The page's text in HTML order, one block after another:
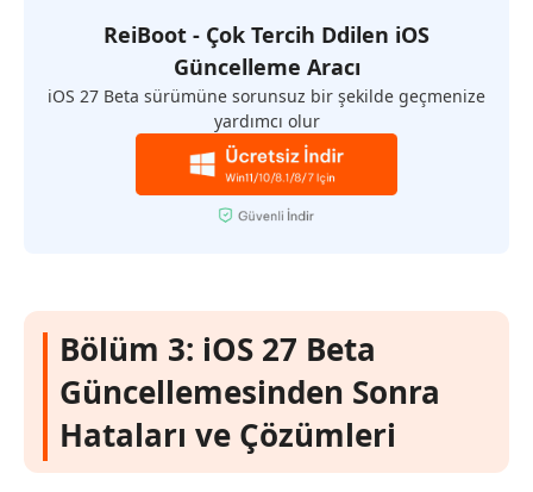
ReiBoot - Çok Tercih Ddilen iOS
Güncelleme Aracı
iOS 27 Beta sürümüne sorunsuz bir şekilde geçmenize
yardımcı olur
Bölüm 3: iOS 27 Beta
Güncellemesinden Sonra
Hataları ve Çözümleri